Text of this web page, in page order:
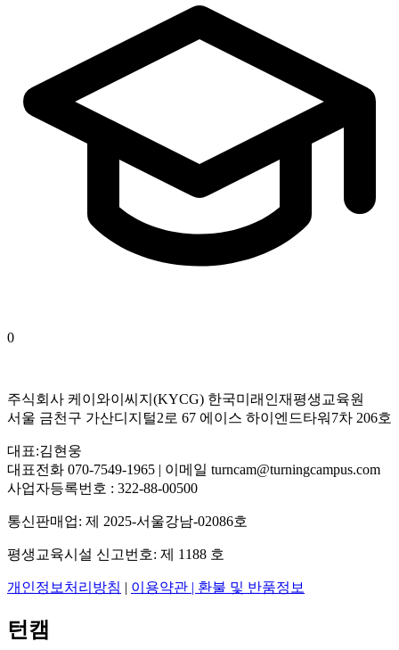
0
주식회사 케이와이씨지(KYCG) 한국미래인재평생교육원
서울 금천구 가산디지털2로 67 에이스 하이엔드타워7차 206호
대표:김현웅
대표전화 070-7549-1965 | 이메일 turncam@turningcampus.com
사업자등록번호 : 322-88-00500
통신판매업: 제 2025-서울강남-02086호
평생교육시설 신고번호: 제 1188 호
개인정보처리방침 | 이용약관 | 환불 및 반품정보
턴캠